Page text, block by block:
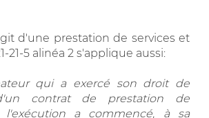
d'une prestation de services et
21-5 alinéa 2 s'applique aussi:
qui a exercé son droit de
contrat de prestation de
l'exécution a commencé, à sa